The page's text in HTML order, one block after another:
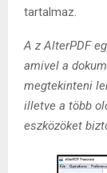
tartalmaz.
A z AlterPDF
amivel a
megtekinteni
illetve a több
eszközöket